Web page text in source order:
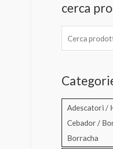
cerca
e
c
Adescatori /
Cebador /
Borracha